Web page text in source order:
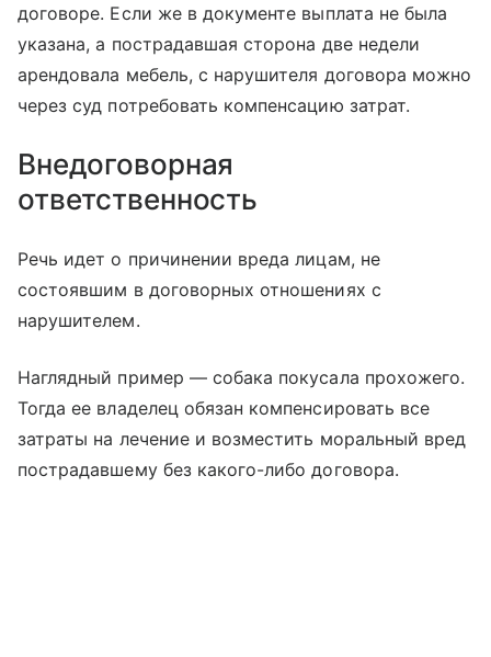
договоре. Если же в документе выплата не была
указана, а пострадавшая сторона две недели
арендовала мебель, с нарушителя договора можно
через суд потребовать компенсацию затрат.
Внедоговорная
ответственность
Речь идет о причинении вреда лицам, не
состоявшим в договорных отношениях с
нарушителем.
Наглядный пример — собака покусала прохожего.
Тогда ее владелец обязан компенсировать все
затраты на лечение и возместить моральный вред
пострадавшему без какого-либо договора.